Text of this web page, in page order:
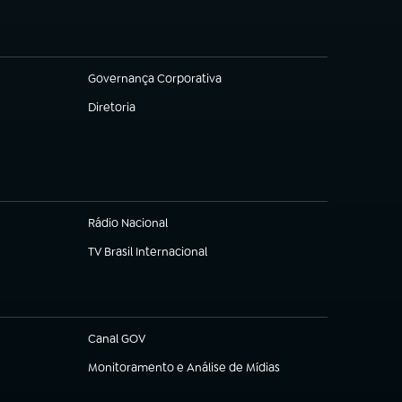
Governança Corporativa
(abre em nova aba)
Diretoria
(abre em nova aba)
Rádio Nacional
TV Brasil Internacional
(abre em nova aba)
Canal GOV
(abre em nova aba)
Monitoramento e Análise de Mídias
(abre em nova aba)